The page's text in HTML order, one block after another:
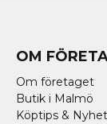
OM
Om företaget
Butik i Malmö
Köptips &